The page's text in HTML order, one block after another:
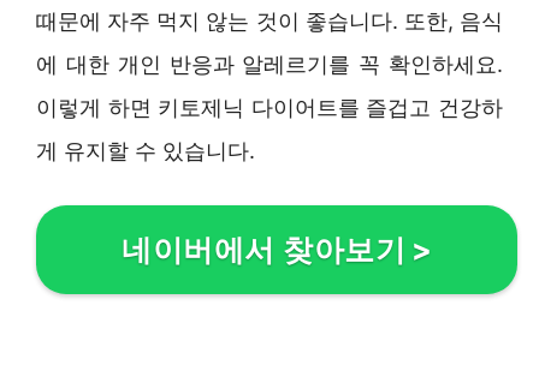
때문에 자주 먹지 않는 것이 좋습니다. 또한, 음식
에 대한 개인 반응과 알레르기를 꼭 확인하세요.
이렇게 하면 키토제닉 다이어트를 즐겁고 건강하
게 유지할 수 있습니다.
네이버에서 찾아보기 >